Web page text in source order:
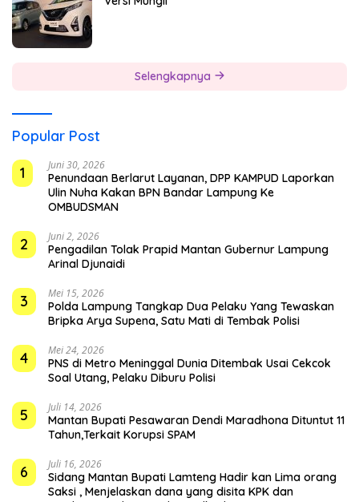
Selengkapnya
Popular Post
1
Juni 30, 2026
Penundaan Berlarut Layanan, DPP KAMPUD Laporkan
Ulin Nuha Kakan BPN Bandar Lampung Ke
OMBUDSMAN
2 Juni 2, 2026
Pengadilan Tolak Prapid Mantan Gubernur Lampung
Arinal Djunaidi
3 Mei 15, 2026
Polda Lampung Tangkap Dua Pelaku Yang Tewaskan
Bripka Arya Supena, Satu Mati di Tembak Polisi
4 Mei 24, 2026
PNS di Metro Meninggal Dunia Ditembak Usai Cekcok
Soal Utang, Pelaku Diburu Polisi
5 Juli 14, 2026
Mantan Bupati Pesawaran Dendi Maradhona Dituntut 11
Tahun,Terkait Korupsi SPAM
6 Juli 16, 2026
Sidang Mantan Bupati Lamteng Hadir kan Lima orang
Saksi , Menjelaskan dana yang disita KPK dan